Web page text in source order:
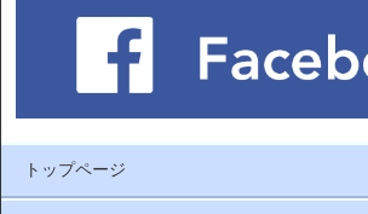
トップページ